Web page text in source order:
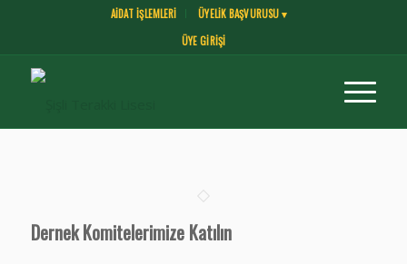
AİDAT İŞLEMLERİ
ÜYELİK BAŞVURUSU ▾
ÜYE GİRİŞİ
Dernek Komitelerimize Katılın